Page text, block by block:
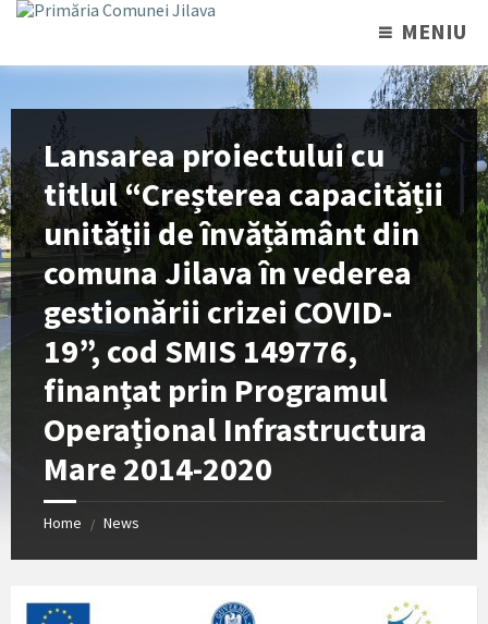
MENIU
Lansarea proiectului cu
titlul “Creșterea capacității
unității de învățământ din
comuna Jilava în vederea
gestionării crizei COVID-
19”, cod SMIS 149776,
finanțat prin Programul
Operațional Infrastructura
Mare 2014-2020
Home / News